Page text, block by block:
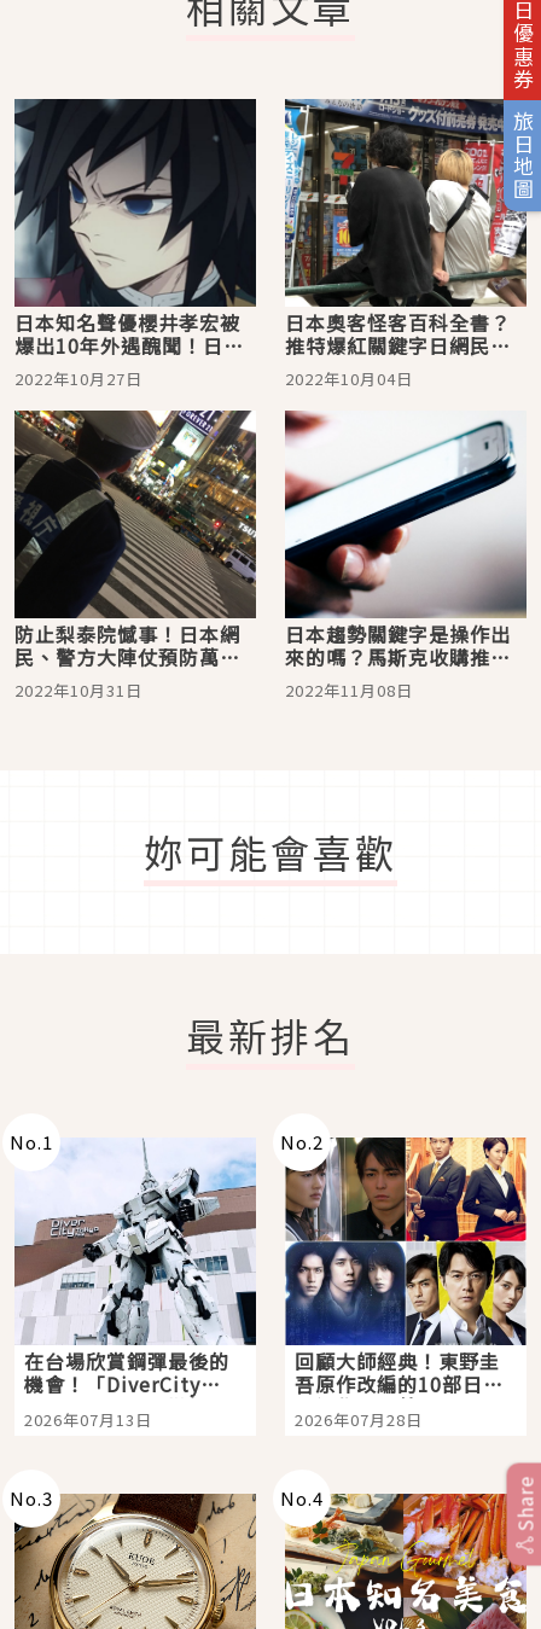
旅日優惠券
旅日地圖
日本知名聲優櫻井孝宏被
爆出10年外遇醜聞！日本
網民哭喊不要換掉角色聲
優
2022年10月27日
日本奧客怪客百科全書？
推特爆紅關鍵字日網民分
享自己遇過的「最強客
人」
2022年10月04日
防止梨泰院憾事！日本網
民、警方大陣仗預防萬聖
節踩踏意外，自救辦法萬
人轉推
2022年10月31日
日本趨勢關鍵字是操作出
來的嗎？馬斯克收購推特
後意外引發日本網民議論
2022年11月08日
妳可能會喜歡
最新排名
No.1
在台場欣賞鋼彈最後的
機會！「DiverCity
Tokyo Plaza」搭船、
購物、美食及夜景，一
2026年07月13日
No.2
回顧大師經典！東野圭
吾原作改編的10部日本
影視作品推薦
2026年07月28日
No.3 No.4 Share